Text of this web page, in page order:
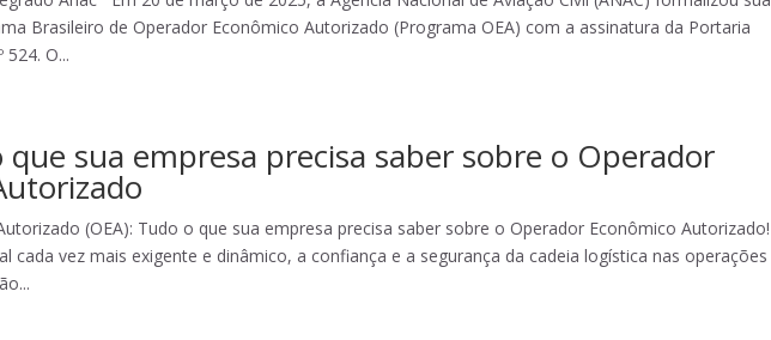
Brasileiro de Operador Econômico Autorizado (Programa OEA) com a assinatura da Portaria
524. O...
que sua empresa precisa saber sobre o Operador
(OEA): Tudo o que sua empresa precisa saber sobre o Operador Econômico Autorizado!
cada vez mais exigente e dinâmico, a confiança e a segurança da cadeia logística nas operações